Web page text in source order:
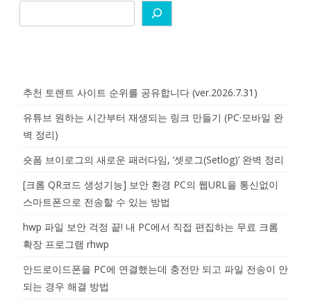
추천 토렌트 사이트 순위를 공유합니다 (ver.2026.7.31)
유튜브 원하는 시간부터 재생되는 링크 만들기 (PC·모바일 완
벽 정리)
숏폼 브이로그의 새로운 패러다임, ‘셋로그(Setlog)’ 완벽 정리
[크롬 QR코드 생성기능] 보안 환경 PC의 웹URL을 통신없이
스마트폰으로 전송할 수 있는 방법
hwp 파일 보안 걱정 끝! 내 PC에서 직접 편집하는 무료 크롬
확장 프로그램 rhwp
안드로이드폰을 PC에 연결했는데 충전만 되고 파일 전송이 안
되는 경우 해결 방법